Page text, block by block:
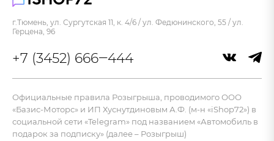
+7 (3452) 666‒444
г.Тюмень, ул. Сургутская 11, к. 4/6 / ул. Федюнинского, 55 / ул.
Герцена, 96
Официальные правила Розыгрыша, проводимого ООО
«Базис-Моторс» и ИП Хуснутдиновым А.Ф. (м-н «iShop72») в
социальной сети «Telegram» под названием «Автомобиль в
подарок за подписку» (далее – Розыгрыш)